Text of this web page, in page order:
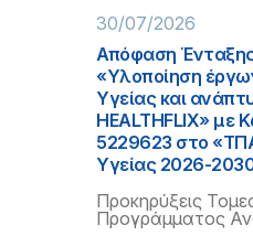
30/07/2026
Απόφαση
«Υλοποίηση
Υγείας και
HEALTHFLIX» με
5229623 στο
Υγείας 2026-
Προκηρύξεις
Προγράμματος